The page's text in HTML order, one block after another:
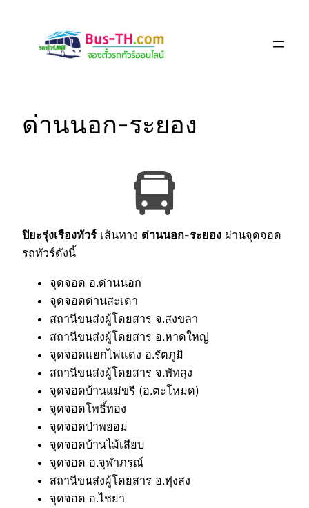
content
ด่านนอก-ระยอง
ปิยะรุ่งเรืองทัวร์ เส้นทาง ด่านนอก-ระยอง ผ่านจุดจอด
รถทัวร์ดังนี้
จุดจอด อ.ด่านนอก
จุดจอดด่านสะเดา
สถานีขนส่งผู้โดยสาร จ.สงขลา
สถานีขนส่งผู้โดยสาร อ.หาดใหญ่
จุดจอดแยกไฟแดง อ.รัตภูมิ
สถานีขนส่งผู้โดยสาร จ.พัทลุง
จุดจอดบ้านแม่ขรี (อ.ตะโหมด)
จุดจอดโพธิ์ทอง
จุดจอดป่าพยอม
จุดจอดบ้านไม้เสียบ
จุดจอด อ.จุฬาภรณ์
สถานีขนส่งผู้โดยสาร อ.ทุ่งสง
จุดจอด อ.ไชยา